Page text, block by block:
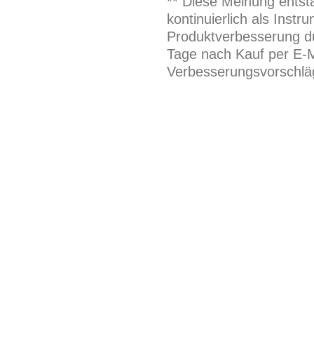
kontinuierlich als
Produktverbesserung
Tage nach Kauf per E-